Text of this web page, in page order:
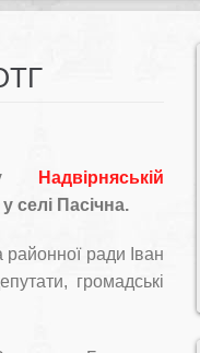
у
Надвірняській
селі Пасічна.
ради Іван
громадські